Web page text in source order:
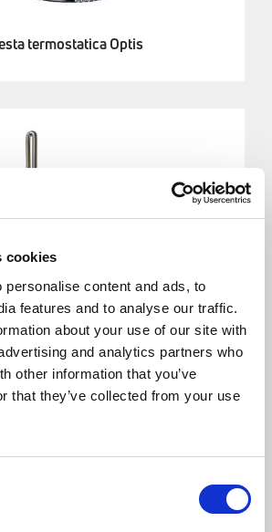
cookies
personalise content and ads, to
features and to analyse our traffic.
about your use of our site with
and analytics partners who
other information that you’ve
that they’ve collected from your use
termostatica Optis